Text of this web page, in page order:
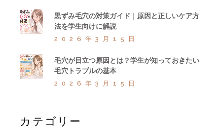
黒ずみ毛穴の対策ガイド｜原因と正しいケア方
法を学生向けに解説
2026年3月15日
毛穴が目立つ原因とは？学生が知っておきたい
毛穴トラブルの基本
2026年3月15日
カテゴリー